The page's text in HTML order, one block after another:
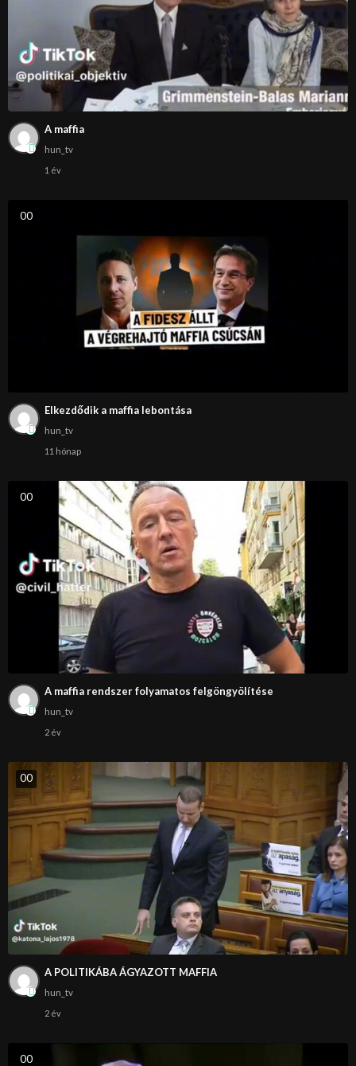
A maffia
hun_tv
1 év
00
Elkezdődik a maffia lebontása
hun_tv
11 hónap
00
A maffia rendszer folyamatos felgöngyölítése
hun_tv
2 év
00
A POLITIKÁBA ÁGYAZOTT MAFFIA
hun_tv
2 év
00